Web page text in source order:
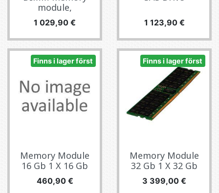
module,
Pris
1 029,90 € Pris
1 123,90 €
Finns i lager först
Memory Module
16 Gb 1 X 16 Gb
Pris
460,90 €
Finns i lager först
Memory Module
32 Gb 1 X 32 Gb
Pris
3 399,00 €